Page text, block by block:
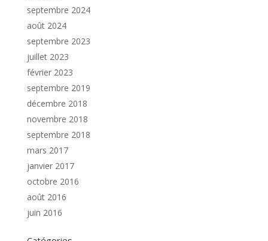
septembre 2024
août 2024
septembre 2023
juillet 2023
février 2023
septembre 2019
décembre 2018
novembre 2018
septembre 2018
mars 2017
janvier 2017
octobre 2016
août 2016
juin 2016